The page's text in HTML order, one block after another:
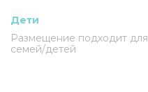
Дети
Размещение подходит для
семей/детей